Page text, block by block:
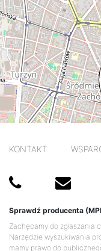
KONTAKT
Sprawdź producenta
Zachęcamy do zgłaszania
Narzędzie wyszukiwania
mamy prawo do